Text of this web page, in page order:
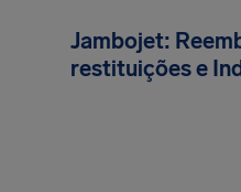
Jambojet:
restituições e